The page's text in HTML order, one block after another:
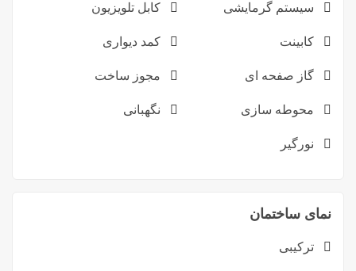
سیستم گرمایشی کابل تلویزیون
کابینت کمد دیواری
گاز صفحه ای مجوز ساخت
محوطه سازی نگهبانی
نورگیر
نمای ساختمان
ترکیبی